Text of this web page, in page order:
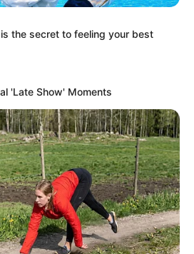
montar en el globo aerostático
de agosto, se recuerda que esta
vista panorámica de la ciudad
el horario dependiendo a si
del personal en el sitio.
para máximo 4 personas
la persona que conduce el
de vuelo, según clima, son
y de 4:00 p.m. a 7:00 p.m. Las
the secret to feeling your best
'Late Show' Moments